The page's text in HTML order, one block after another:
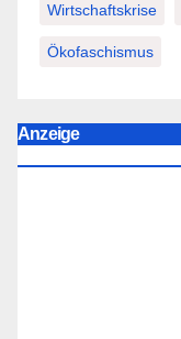
Wirtschaftskrise
Ökofaschismus
Anzeige